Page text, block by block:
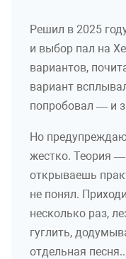
Решил в 2025
и выбор пал на
вариантов,
вариант
попробовал — и
Но
жестко. Теория
открываешь
не понял.
несколько раз,
гуглить,
отдельная песня..